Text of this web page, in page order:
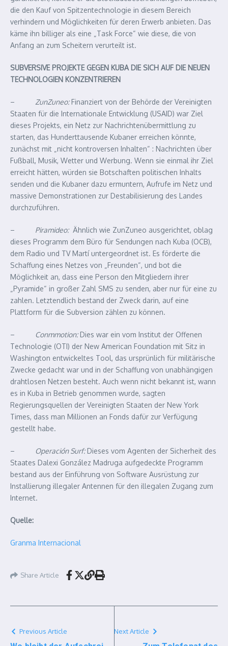
die den Kauf von Spitzentechnologie in diesem Bereich
verhindern und Möglichkeiten für deren Erwerb anbieten. Das
käme ihn billiger als eine „Task Force“ wie diese, die von
Anfang an zum Scheitern verurteilt ist.
SUBVERSIVE PROJEKTE GEGEN KUBA DIE SICH AUF DIE NEUEN
TECHNOLOGIEN KONZENTRIEREN
– ZunZuneo:Finanziert von der Behörde der Vereinigten
Staaten für die Internationale Entwicklung (USAID) war Ziel
dieses Projekts, ein Netz zur Nachrichtenübermittlung zu
starten, das Hunderttausende Kubaner erreichen könnte,
zunächst mit „nicht kontroversen Inhalten“ : Nachrichten über
Fußball, Musik, Wetter und Werbung. Wenn sie einmal ihr Ziel
erreicht hätten, würden sie Botschaften politischen Inhalts
senden und die Kubaner dazu ermuntern, Aufrufe im Netz und
massive Demonstrationen zur Destabilisierung des Landes
durchzuführen.
– Piramideo:Ähnlich wie ZunZuneo ausgerichtet, oblag
dieses Programm dem Büro für Sendungen nach Kuba (OCB),
dem Radio und TV Martí untergeordnet ist. Es förderte die
Schaffung eines Netzes von „Freunden“, und bot die
Möglichkeit an, dass eine Person den Mitgliedern ihrer
„Pyramide“ in großer Zahl SMS zu senden, aber nur für eine zu
zahlen. Letztendlich bestand der Zweck darin, auf eine
Plattform für die Subversion zählen zu können.
– Conmmotion:Dies war ein vom Institut der Offenen
Technologie (OTI) der New American Foundation mit Sitz in
Washington entwickeltes Tool, das ursprünlich für militärische
Zwecke gedacht war und in der Schaffung von unabhängigen
drahtlosen Netzen besteht. Auch wenn nicht bekannt ist, wann
es in Kuba in Betrieb genommen wurde, sagten
Regierungsquellen der Vereinigten Staaten der New York
Times, dass man Millionen an Fonds dafür zur Verfügung
gestellt habe.
– Operación Surf:Dieses vom Agenten der Sicherheit des
Staates Dalexi González Madruga aufgedeckte Programm
bestand aus der Einführung von Software Ausrüstung zur
Installierung illegaler Antennen für den illegalen Zugang zum
Internet.
Quelle:
Granma Internacional
Share Article
Previous Article Next Article